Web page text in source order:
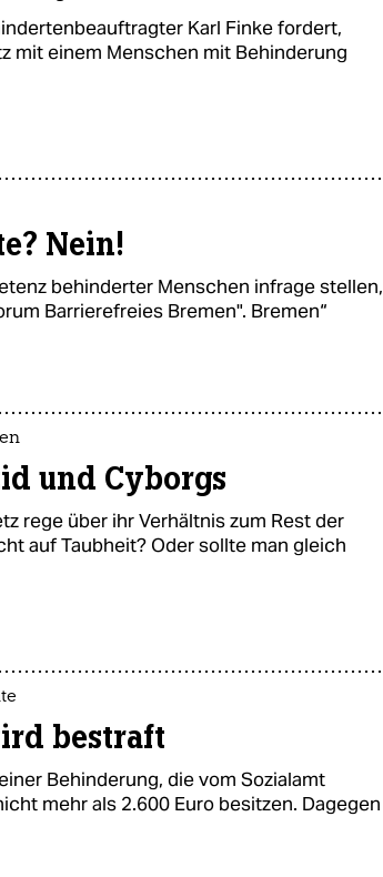
Karl Finke fordert,
mit einem Menschen mit Behinderung
Nein!
behinderter Menschen infrage stellen,
Barrierefreies Bremen". Bremen“
und Cyborgs
rege über ihr Verhältnis zum Rest der
auf Taubheit? Oder sollte man gleich
bestraft
Behinderung, die vom Sozialamt
mehr als 2.600 Euro besitzen. Dagegen